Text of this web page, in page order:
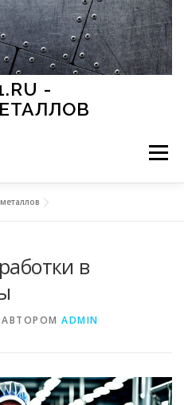
-
Меню
СРЕДА
СОРТА МЕТАЛЛОВ
в
АВТОРОМ ADMIN